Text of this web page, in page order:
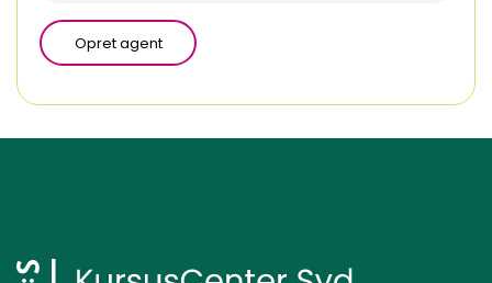
Opret agent